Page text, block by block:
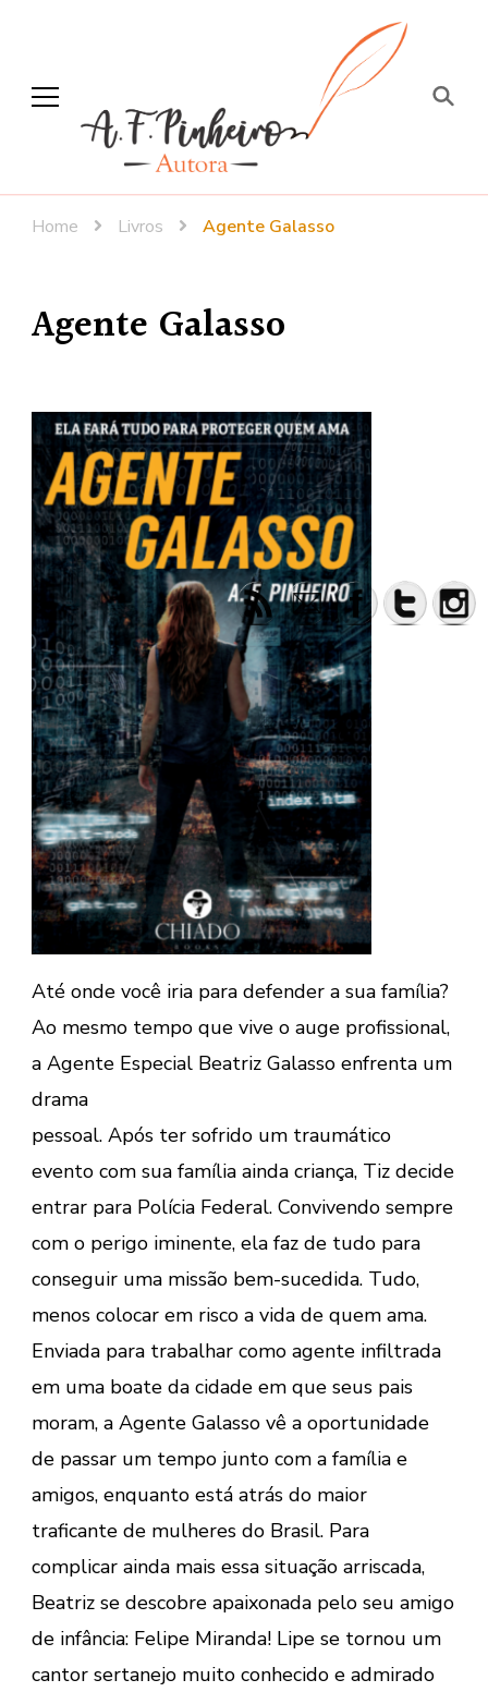
A. F. Pinheiro
Home Livros Agente Galasso
Agente Galasso
Até onde você iria para defender a sua família?
Ao mesmo tempo que vive o auge profissional,
a Agente Especial Beatriz Galasso enfrenta um
drama
pessoal. Após ter sofrido um traumático
evento com sua família ainda criança, Tiz decide
entrar para Polícia Federal. Convivendo sempre
com o perigo iminente, ela faz de tudo para
conseguir uma missão bem-sucedida. Tudo,
menos colocar em risco a vida de quem ama.
Enviada para trabalhar como agente infiltrada
em uma boate da cidade em que seus pais
moram, a Agente Galasso vê a oportunidade
de passar um tempo junto com a família e
amigos, enquanto está atrás do maior
traficante de mulheres do Brasil. Para
complicar ainda mais essa situação arriscada,
Beatriz se descobre apaixonada pelo seu amigo
de infância: Felipe Miranda! Lipe se tornou um
cantor sertanejo muito conhecido e admirado